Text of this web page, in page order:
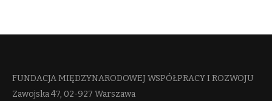
FUNDACJA MIĘDZYNARODOWEJ WSPÓŁPRACY I ROZWOJU​
Zawojska 47, 02-927 Warszawa